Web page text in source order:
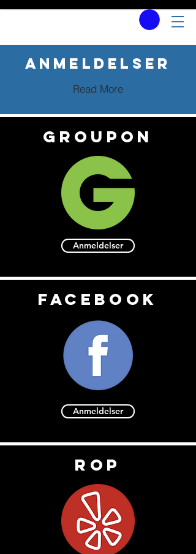
Anmeldelser
Read More
groupon
Anmeldelser
Facebook
Anmeldelser
rop